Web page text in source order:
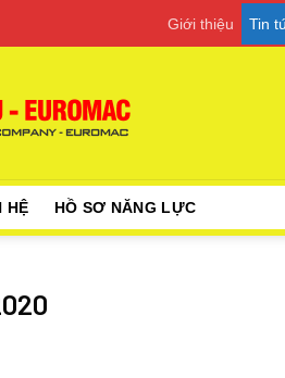
Giới thiệu Tin
HỆ HỒ SƠ NĂNG LỰC